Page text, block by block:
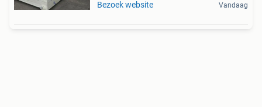
Bezoek website
Vandaag